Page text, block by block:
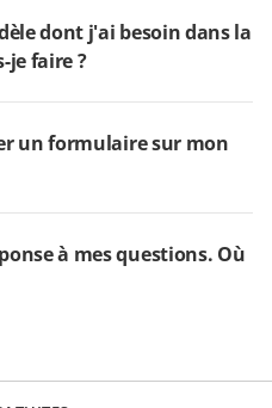
dont j'ai besoin dans la
je faire ?
un formulaire sur mon
à mes questions. Où